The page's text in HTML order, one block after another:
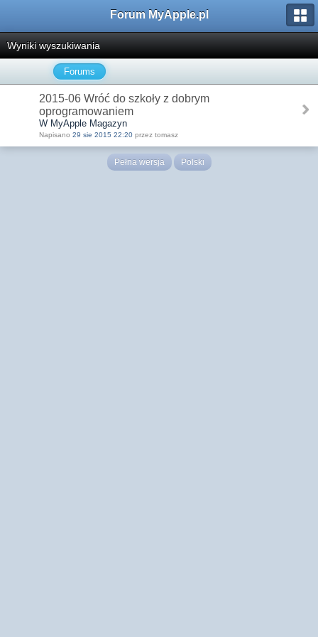
Forum MyApple.pl
Wyniki wyszukiwania
Forums
2015-06 Wróć do szkoły z dobrym
oprogramowaniem
W MyApple Magazyn
Napisano 29 sie 2015 22:20 przez tomasz
Pełna wersja Polski